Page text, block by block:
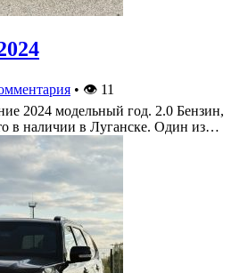
• 👁 11
2024 модельный год. 2.0 Бензин,
в наличии в Луганске. Один из…